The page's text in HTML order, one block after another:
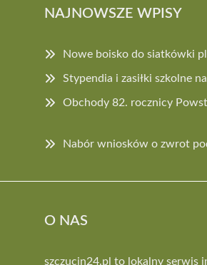
NAJNOWSZE WPISY
Nowe boisko do siatkówki
Stypendia i zasiłki szkolne
Obchody 82. rocznicy
Nabór wniosków o zwrot
O NAS
szczucin24.pl to lokalny serwis